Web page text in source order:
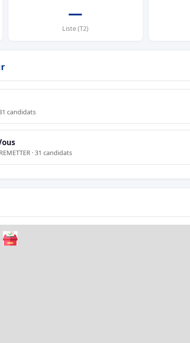
—
Liste (T2)
candidats
· 31 candidats